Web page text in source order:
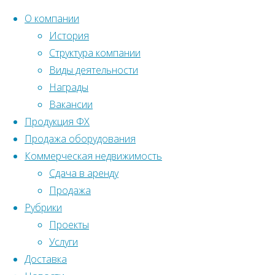
Перейти
содержанию
О компании
История
Структура компании
Виды деятельности
Награды
Вакансии
Продукция ФХ
Продажа оборудования
Коммерческая недвижимость
Сдача в аренду
Продажа
Рубрики
Проекты
Услуги
Доставка
Главная
Реализованные
объекты
Жилые
дома
Садовая
ул., дом 72
Жилые
дома
Садовая
ул.,
Вернуться
©2022 Ленстройтрест№5